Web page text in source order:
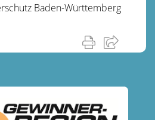
Baden-Württemberg